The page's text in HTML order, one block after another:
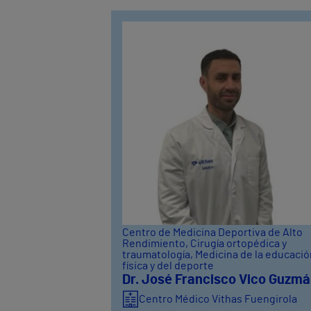
Centro de Medicina Deportiva de Alto
Rendimiento, Cirugía ortopédica y
traumatología, Medicina de la
física y del deporte
Dr. José Francisco Vico
Centro Médico Vithas Fuengirola